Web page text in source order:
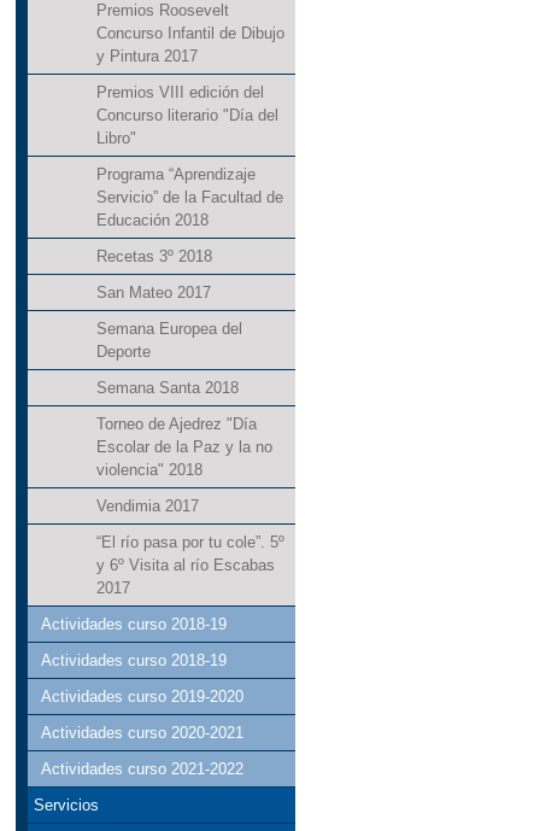
Premios Roosevelt
Concurso Infantil de Dibujo
y Pintura 2017
Premios VIII edición del
Concurso literario "Día del
Libro"
Programa “Aprendizaje
Servicio” de la Facultad de
Educación 2018
Recetas 3º 2018
San Mateo 2017
Semana Europea del
Deporte
Semana Santa 2018
Torneo de Ajedrez "Día
Escolar de la Paz y la no
violencia" 2018
Vendimia 2017
“El río pasa por tu cole”. 5º
y 6º Visita al río Escabas
2017
Actividades curso 2018-19
Actividades curso 2018-19
Actividades curso 2019-2020
Actividades curso 2020-2021
Actividades curso 2021-2022
Servicios